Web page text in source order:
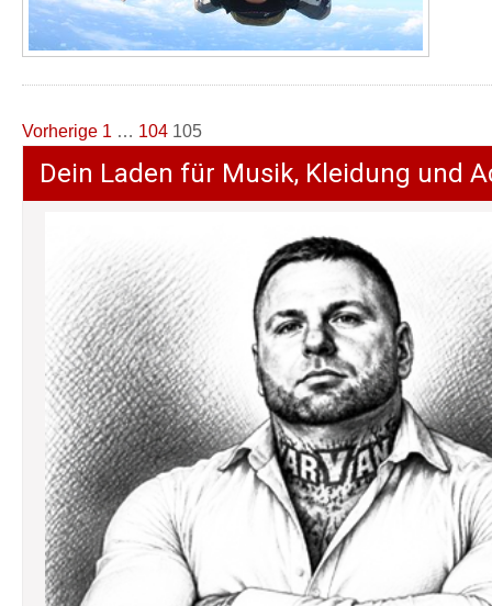
Seitennummerierung
der
Beiträge
Vorherige 1 … 104 105
Dein Laden für Musik, Kleidung und